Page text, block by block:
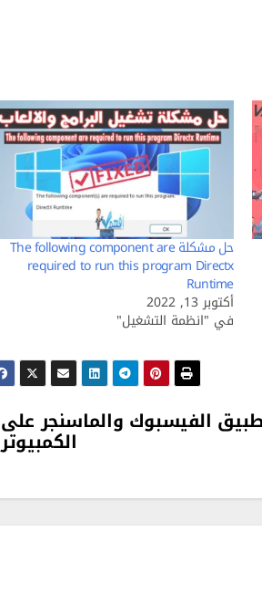
حل مشكلة The following component are
required to run this program Directx
Runtime
أكتوبر 13, 2022
في "انظمة التشغيل"
الفيسبوك والماسنجر على
الكمبيوتر